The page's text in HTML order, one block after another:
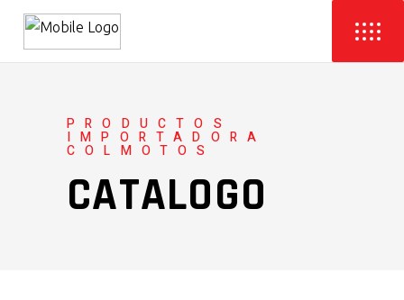
PRODUCTOS
IMPORTADORA
COLMOTOS
CATALOGO